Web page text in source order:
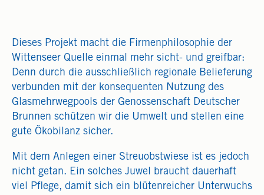
Dieses Projekt macht die Firmenphilosophie der
Wittenseer Quelle einmal mehr sicht- und greifbar:
Denn durch die ausschließlich regionale Belieferung
verbunden mit der konsequenten Nutzung des
Glasmehrwegpools der Genossenschaft Deutscher
Brunnen schützen wir die Umwelt und stellen eine
gute Ökobilanz sicher.
Mit dem Anlegen einer Streuobstwiese ist es jedoch
nicht getan. Ein solches Juwel braucht dauerhaft
viel Pflege, damit sich ein blütenreicher Unterwuchs